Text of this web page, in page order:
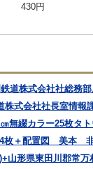
430円
道株式会社社総務
式会社社長室情
無綴カラー25枚
枚＋配置図 美本
山形県東田川郡常